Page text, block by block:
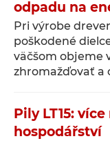
odpadu na
Pri výrobe
poškodené
väčšom objeme
zhromažďovať a
Pily LT15:
hospodářství